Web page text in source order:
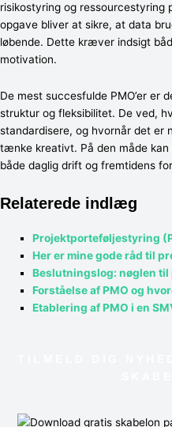
risikostyring og ressourcestyring
opgave bliver at sikre, at data
løbende. Dette kræver indsigt
motivation.
De mest succesfulde PMO’er er
struktur og fleksibilitet. De ved,
standardisere, og hvornår det er
tænke kreativt. På den måde
både daglig drift og fremtidens
Relaterede indlæg
Projektporteføljestyring
Her er mine gode råd til
Beslutningslog: nøglen
Forståelse af PMO og
Etablering af PMO i en